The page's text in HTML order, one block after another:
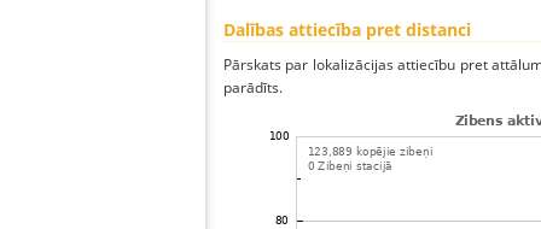
Dalības attiecība pret distanci
Pārskats par lokalizācijas attiecību pret
parādīts.